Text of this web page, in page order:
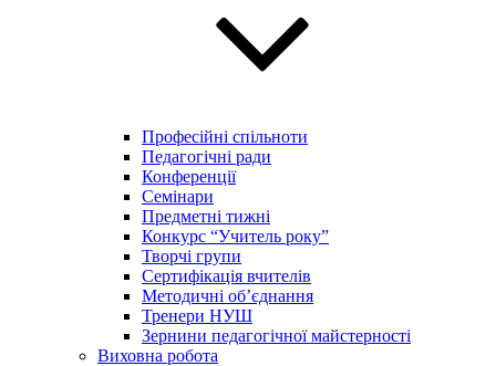
Професійні спільноти
Педагогічні ради
Конференції
Семінари
Предметні тижні
Конкурс “Учитель року”
Творчі групи
Сертифікація вчителів
Методичні об’єднання
Тренери НУШ
Зернини педагогічної майстерності
Виховна робота